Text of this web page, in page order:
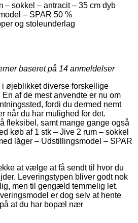
– sokkel – antracit – 35 cm dyb
– SPAR 50 %
og stoleunderlag
baseret på 14 anmeldelser
øjeblikket diverse forskellige
af de mest anvendte er nu om
fordi du dermed nemt
når du har mulighed for det.
fleksibel, samt mange gange også
køb af 1 stk – Jive 2 rum – sokkel
låger – Udstillingsmodel – SPAR
at vælge at få sendt til hvor du
Leveringstypen bliver godt nok
men til gengæld temmelig let.
er dog selv at hente
at du har bopæl nær